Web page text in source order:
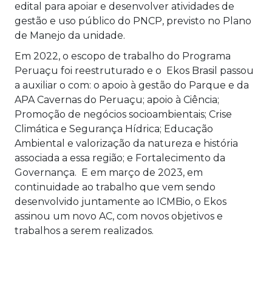
edital para apoiar e desenvolver atividades de
gestão e uso público do PNCP, previsto no Plano
de Manejo da unidade.
Em 2022, o escopo de trabalho do Programa
Peruaçu foi reestruturado e o Ekos Brasil passou
a auxiliar o com: o apoio à gestão do Parque e da
APA Cavernas do Peruaçu; apoio à Ciência;
Promoção de negócios socioambientais; Crise
Climática e Segurança Hídrica; Educação
Ambiental e valorização da natureza e história
associada a essa região; e Fortalecimento da
Governança. E em março de 2023, em
continuidade ao trabalho que vem sendo
desenvolvido juntamente ao ICMBio, o Ekos
assinou um novo AC, com novos objetivos e
trabalhos a serem realizados.